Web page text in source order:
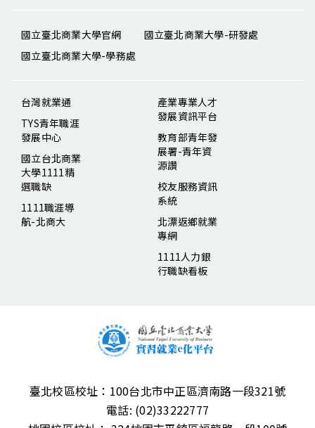
臺北校區校址： 100台北市中正區濟南路一段321號
電話: (02)33222777
國立臺北商業大學官網
國立臺北商業大學-研發處
國立臺北商業大學-學務處
台灣就業通
TYS青年職涯
發展中心
國立台北商業
大學1111精
選職缺
1111職涯導
航-北商大
產業專業人才
發展資訊平台
教育部青年發
展署-青年資
源讚
校友服務資訊
系統
北漂返鄉就業
專網
1111人力銀
行職缺看板